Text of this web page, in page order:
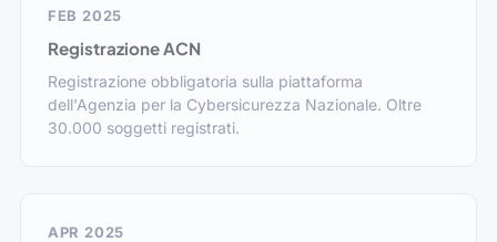
FEB 2025
Registrazione ACN
Registrazione obbligatoria sulla piattaforma
dell'Agenzia per la Cybersicurezza Nazionale. Oltre
30.000 soggetti registrati.
APR 2025